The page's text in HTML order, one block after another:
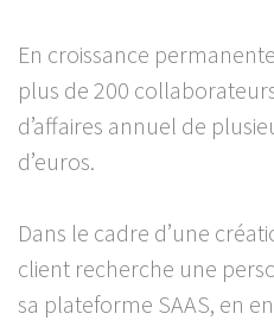
En croissance
plus de 200
d’affaires annuel de
d’euros.
Dans le cadre d’une
client recherche une
sa plateforme SAAS, en